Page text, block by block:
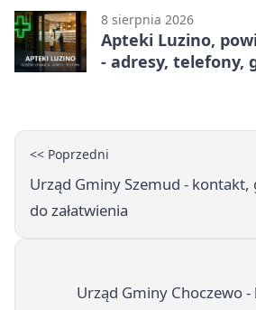
8 sierpnia 2026
Apteki Luzino,
- adresy, telefony,
<< Poprzedni
Urząd Gminy Szemud -
do załatwienia
Urząd Gminy Choczewo